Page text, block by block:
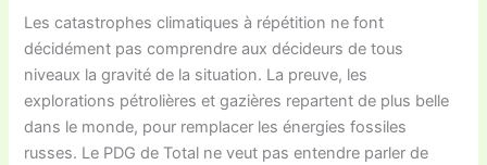
Les catastrophes climatiques à répétition ne font
décidément pas comprendre aux décideurs de tous
niveaux la gravité de la situation. La preuve, les
explorations pétrolières et gazières repartent de plus belle
dans le monde, pour remplacer les énergies fossiles
russes. Le PDG de Total ne veut pas entendre parler de